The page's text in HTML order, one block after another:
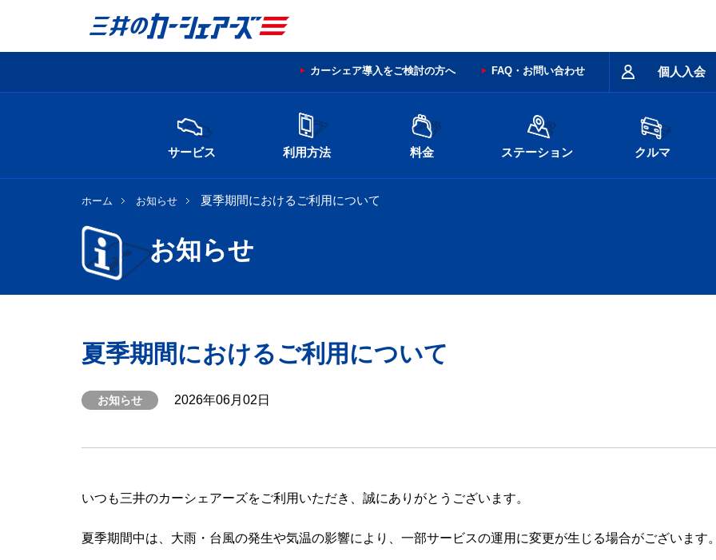
個人入会
カーシェア導入をご検討の方へ FAQ・お問い合わせ
サービス 利用方法 料金 ステーション クルマ
ホーム お知らせ 夏季期間におけるご利用について
お知らせ
夏季期間におけるご利用について
お知らせ 2026年06月02日
いつも三井のカーシェアーズをご利用いただき、誠にありがとうございます。
夏季期間中は、大雨・台風の発生や気温の影響により、一部サービスの運用に変更が生じる場合がございます。